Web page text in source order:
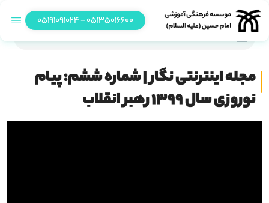
05135016600 - 05191091024
مجله اینترنتی نگار | شماره ششم: پیام
نوروزی سال ۱۳۹۹ رهبر انقلاب